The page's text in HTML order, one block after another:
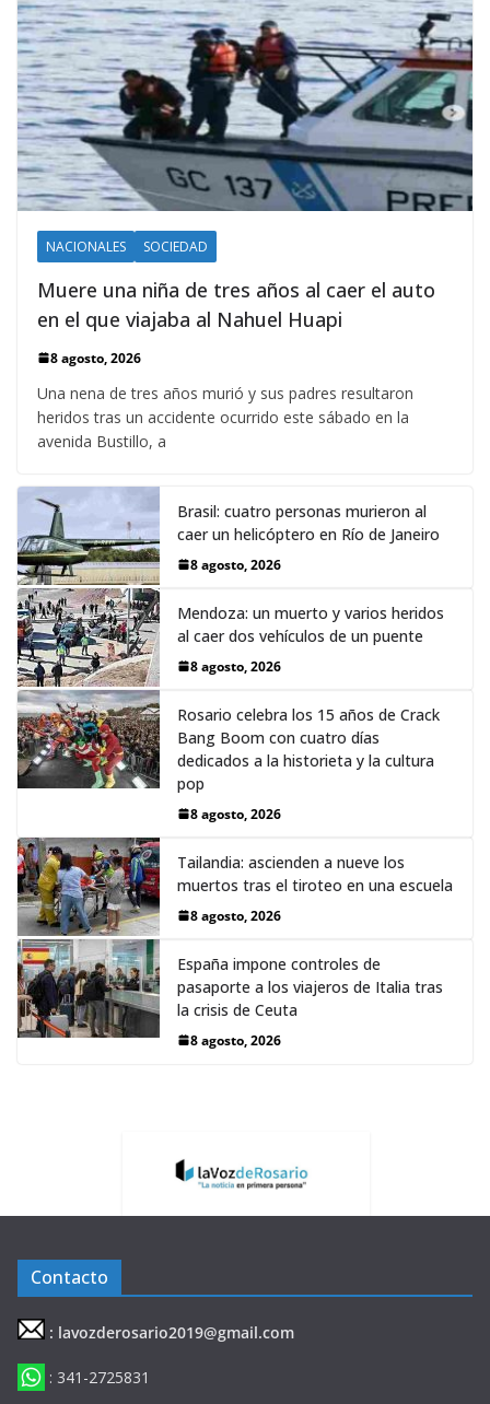
NACIONALES SOCIEDAD
Muere una niña de tres años al caer el auto
en el que viajaba al Nahuel Huapi
8 agosto, 2026
Una nena de tres años murió y sus padres resultaron
heridos tras un accidente ocurrido este sábado en la
avenida Bustillo, a
Brasil: cuatro personas murieron al
caer un helicóptero en Río de Janeiro
8 agosto, 2026
Mendoza: un muerto y varios heridos
al caer dos vehículos de un puente
8 agosto, 2026
Rosario celebra los 15 años de Crack
Bang Boom con cuatro días
dedicados a la historieta y la cultura
pop
8 agosto, 2026
Tailandia: ascienden a nueve los
muertos tras el tiroteo en una escuela
8 agosto, 2026
España impone controles de
pasaporte a los viajeros de Italia tras
la crisis de Ceuta
8 agosto, 2026
Contacto
: lavozderosario2019@gmail.com
: 341-2725831